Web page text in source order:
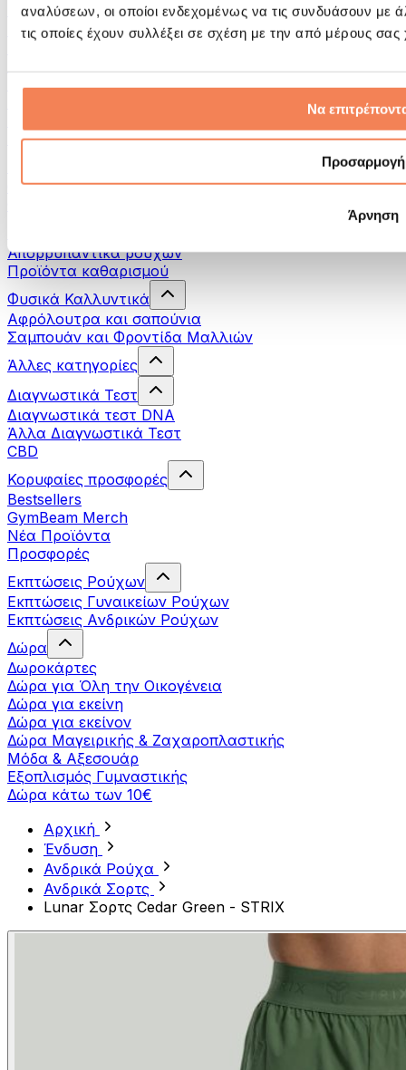
αναλύσεων, οι οποίοι ενδεχομένως να τις συνδυάσουν με
τις οποίες έχουν συλλέξει σε σχέση με την από μέρους
Να
Προσαρμογή
Άρνηση
Αξεσουάρ με βάση τη δραστηριότητα
Tρέξιμο
Γιόγκα & Πιλάτες
Πεζοπορία
Θεραπεία με Κόκκινο Φως
Απορρυπαντικά ρούχων
Προϊόντα καθαρισμού
Φυσικά Καλλυντικά
Αφρόλουτρα και σαπούνια
Σαμπουάν και Φροντίδα Μαλλιών
Άλλες κατηγορίες
Διαγνωστικά Τεστ
Διαγνωστικά τεστ DNA
Άλλα Διαγνωστικά Τεστ
CBD
Κορυφαίες προσφορές
Bestsellers
GymBeam Merch
Νέα Προϊόντα
Προσφορές
Εκπτώσεις Ρούχων
Εκπτώσεις Γυναικείων Ρούχων
Εκπτώσεις Aνδρικών Ρούχων
Δώρα
Δωροκάρτες
Δώρα για Όλη την Οικογένεια
Δώρα για εκείνη
Δώρα για εκείνον
Δώρα Μαγειρικής & Ζαχαροπλαστικής
Μόδα & Αξεσουάρ
Εξοπλισμός Γυμναστικής
Δώρα κάτω των 10€
Αρχική
Ένδυση
Ανδρικά Ρούχα
Ανδρικά Σορτς
Lunar Σορτς Cedar Green - STRIX